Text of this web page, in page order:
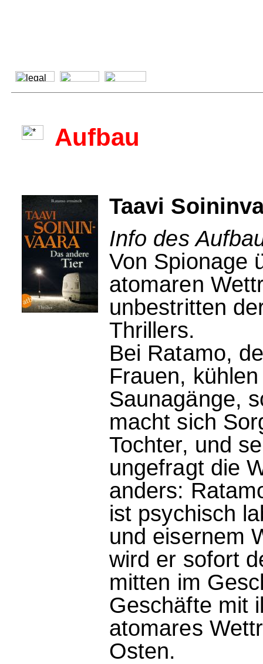
Aufbau
Taavi
Info des
Von Spionage
atomaren
unbestritten
Thrillers.
Bei Ratamo,
Frauen,
Saunagänge,
macht sich
Tochter, und
ungefragt die
anders:
ist psychisch
und eisernem
wird er sofort
mitten im
Geschäfte mit
atomares
Osten.